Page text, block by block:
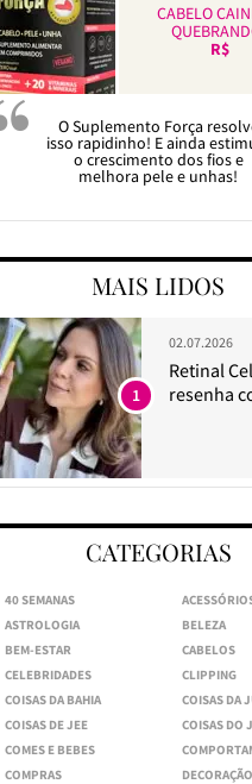
CABELO
R$
O Suplemento Força
isso rapidinho! E ainda
o crescimento dos fios e
melhora pele e unhas!
MAIS LIDOS
02.07.2026
Retinal
resenha
1
CATEGORIAS
40 SEMANAS
ASTROLOGIA
BELEZA
BEM-ESTAR
CABELOS
CELEBRIDADES
CLIPPING
COISAS DA BAHIA
COISAS DA
COISAS DE JEE
COISAS DO
COMES E BEBES
COMPRAS
DECORAÇÃO